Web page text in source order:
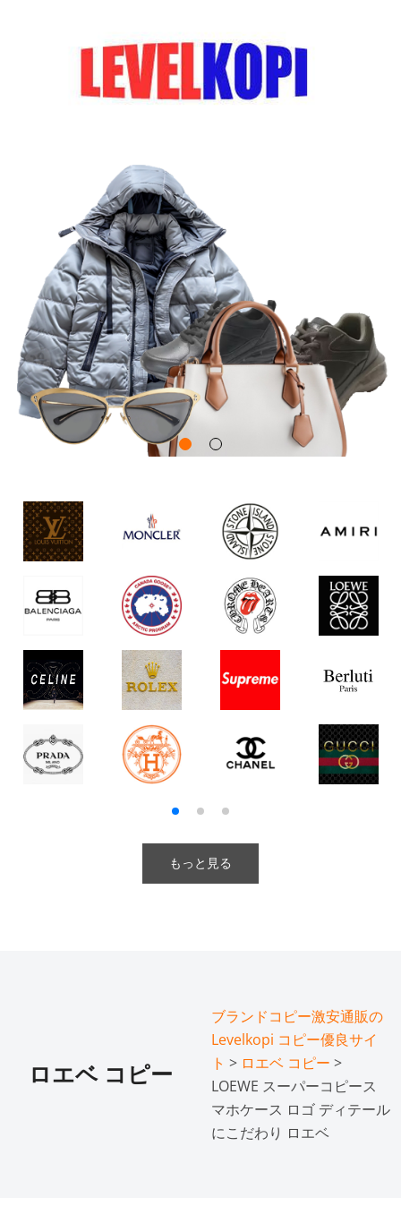
もっと見る
ロエベ コピー
ブランドコピー激安通販の
Levelkopi コピー優良サイ
ト > ロエベ コピー >
LOEWE スーパーコピース
マホケース ロゴ ディテール
にこだわり ロエベ